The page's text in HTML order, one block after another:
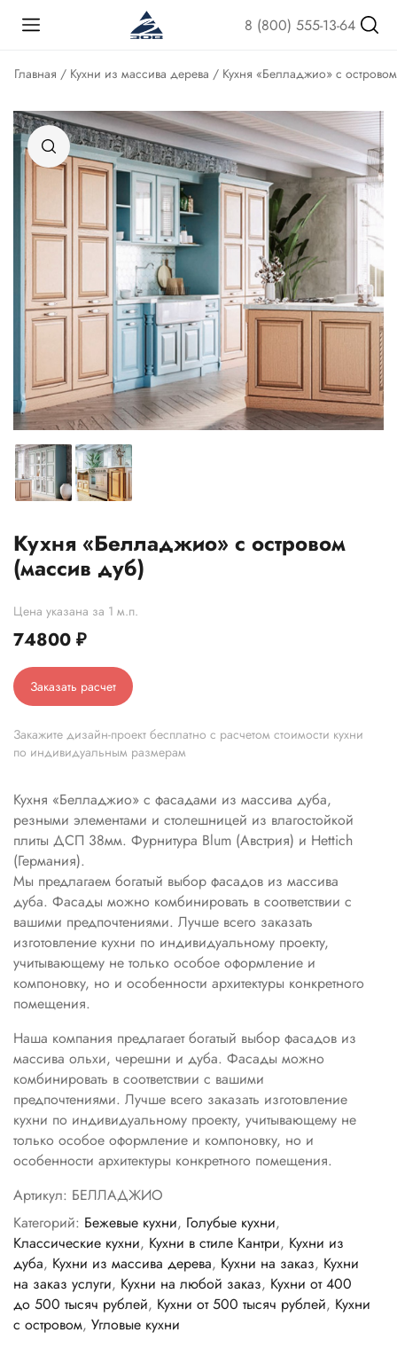
8 (800) 555-13-64
Главная / Кухни из массива дерева / Кухня «Белладжио» с
Кухня «Белладжио» с островом
(массив дуб)
Цена указана за 1 м.п.
74800 ₽
Заказать расчет
Закажите дизайн-проект бесплатно с расчетом стоимости кухни
по индивидуальным размерам
Кухня «Белладжио» с фасадами из массива дуба,
резными элементами и столешницей из влагостойкой
плиты ДСП 38мм. Фурнитура Blum (Австрия) и Hettich
(Германия).
Мы предлагаем богатый выбор фасадов из массива
дуба. Фасады можно комбинировать в соответствии с
вашими предпочтениями. Лучше всего заказать
изготовление кухни по индивидуальному проекту,
учитывающему не только особое оформление и
компоновку, но и особенности архитектуры конкретного
помещения.
Наша компания предлагает богатый выбор фасадов из
массива ольхи, черешни и дуба. Фасады можно
комбинировать в соответствии с вашими
предпочтениями. Лучше всего заказать изготовление
кухни по индивидуальному проекту, учитывающему не
только особое оформление и компоновку, но и
особенности архитектуры конкретного помещения.
Артикул: БЕЛЛАДЖИО
Категорий: Бежевые кухни, Голубые кухни,
Классические кухни, Кухни в стиле Кантри, Кухни из
дуба, Кухни из массива дерева, Кухни на заказ, Кухни
на заказ услуги, Кухни на любой заказ, Кухни от 400
до 500 тысяч рублей, Кухни от 500 тысяч рублей, Кухни
с островом, Угловые кухни